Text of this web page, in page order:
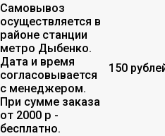
Самовывоз
осуществляется в
районе станции
метро Дыбенко.
Дата и время
согласовывается
с менеджером.
При сумме заказа
от 2000 р -
бесплатно.
150